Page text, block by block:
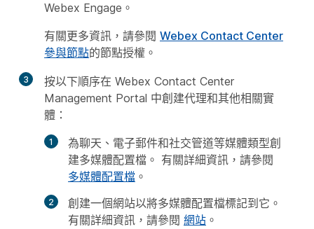
Webex Engage。
有關更多資訊，請參閱 Webex Contact Center
參與節點的節點授權。
3
按以下順序在 Webex Contact Center
Management Portal 中創建代理和其他相關實
體：
為聊天、電子郵件和社交管道等媒體類型創
建多媒體配置檔。 有關詳細資訊，請參閱
多媒體配置檔 。
創建一個網站以將多媒體配置檔標記到它。
有關詳細資訊，請參閱 網站 。